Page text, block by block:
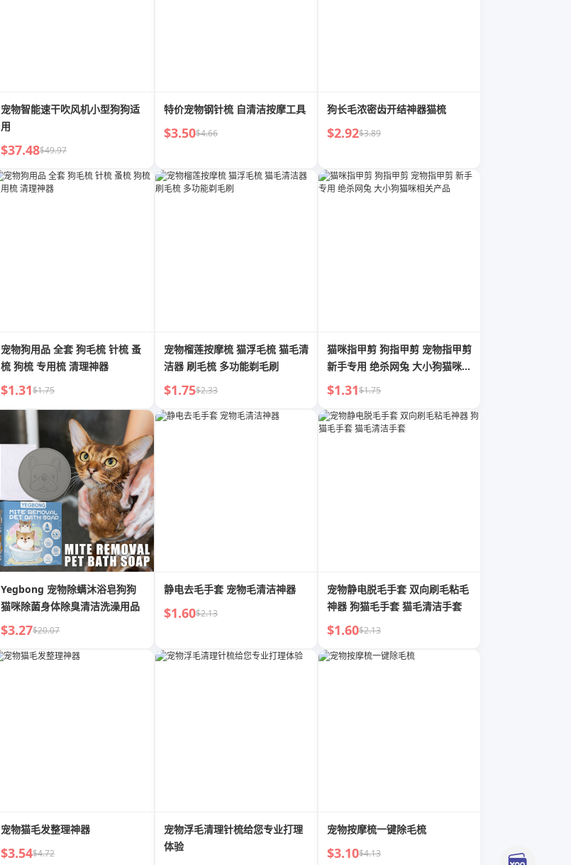
宠物智能速干吹风机小型狗狗适
用
$37.48$49.97
特价宠物钢针梳 自清洁按摩工具
$3.50$4.66
狗长毛浓密齿开结神器猫梳
$2.92$3.89
宠物狗用品 全套 狗毛梳 针梳 蚤
梳 狗梳 专用梳 清理神器
$1.31$1.75
宠物榴莲按摩梳 猫浮毛梳 猫毛清
洁器 刷毛梳 多功能剃毛刷
$1.75$2.33
猫咪指甲剪 狗指甲剪 宠物指甲剪
新手专用 绝杀网兔 大小狗猫咪相
关产品
$1.31$1.75
Yegbong 宠物除螨沐浴皂狗狗
猫咪除菌身体除臭清洁洗澡用品
$3.27$20.07
静电去毛手套 宠物毛清洁神器
$1.60$2.13
宠物静电脱毛手套 双向刷毛粘毛
神器 狗猫毛手套 猫毛清洁手套
$1.60$2.13
宠物猫毛发整理神器
$3.54$4.72
宠物浮毛清理针梳给您专业打理
体验
宠物按摩梳一键除毛梳
$3.10$4.13